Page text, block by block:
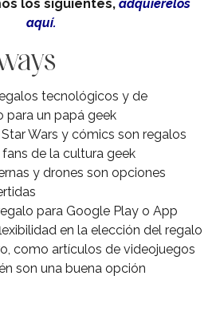
los siguientes, adquiérelos
aquí.
tecnológicos y de
para un papá geek
Wars y cómics son regalos
de la cultura geek
y drones son opciones
para Google Play o App
en la elección del regalo
como artículos de videojuegos
son una buena opción